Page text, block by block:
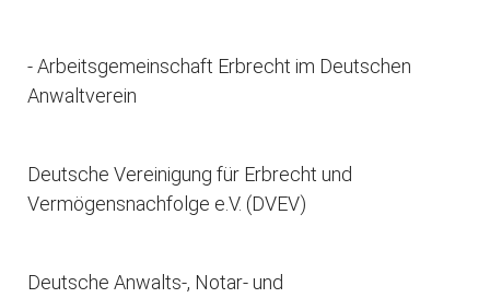
- Arbeitsgemeinschaft Erbrecht im Deutschen
Anwaltverein
Deutsche Vereinigung für Erbrecht und
Vermögensnachfolge e.V. (DVEV)
Deutsche Anwalts-, Notar- und